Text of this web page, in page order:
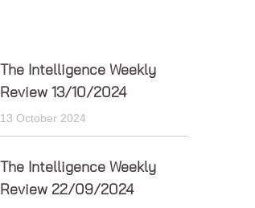
The Intelligence Weekly
Review 13/10/2024
13 October 2024
The Intelligence Weekly
Review 22/09/2024